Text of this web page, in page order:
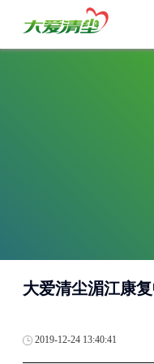
大爱清尘湄江康
2019-12-24 13:40:41